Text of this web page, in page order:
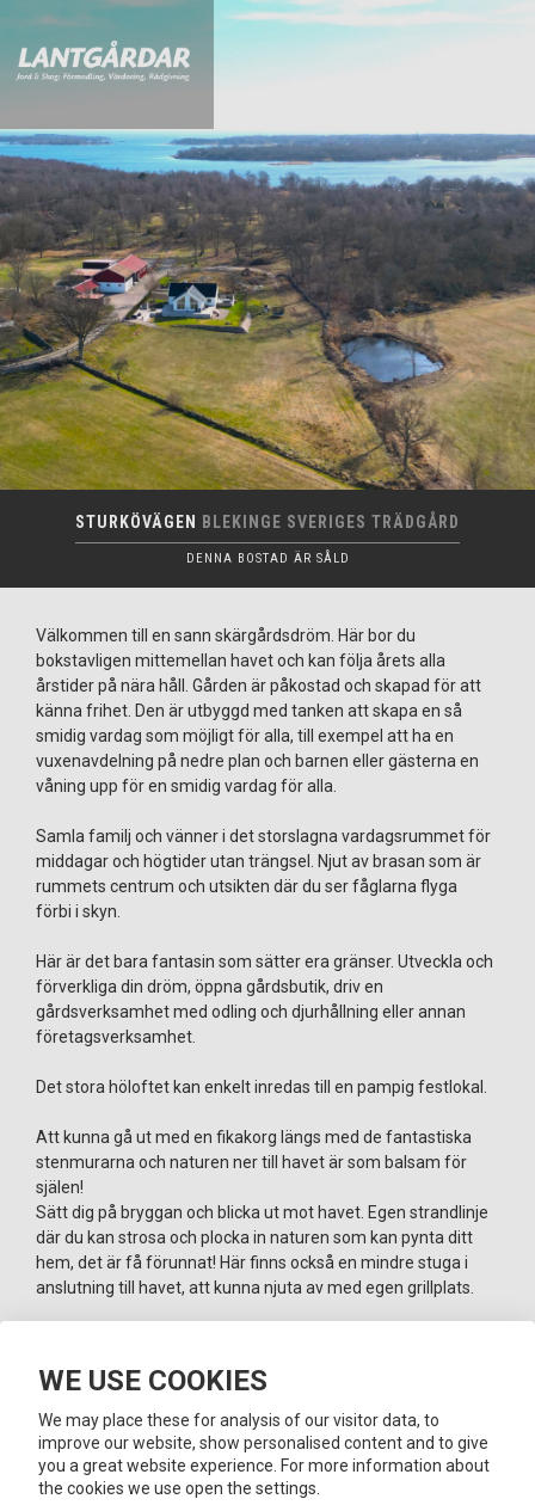
STURKÖVÄGEN BLEKINGE SVERIGES TRÄDGÅRD
DENNA BOSTAD ÄR SÅLD
Välkommen till en sann skärgårdsdröm. Här bor du
bokstavligen mittemellan havet och kan följa årets alla
årstider på nära håll. Gården är påkostad och skapad för att
känna frihet. Den är utbyggd med tanken att skapa en så
smidig vardag som möjligt för alla, till exempel att ha en
vuxenavdelning på nedre plan och barnen eller gästerna en
våning upp för en smidig vardag för alla.
Samla familj och vänner i det storslagna vardagsrummet för
middagar och högtider utan trängsel. Njut av brasan som är
rummets centrum och utsikten där du ser fåglarna flyga
förbi i skyn.
Här är det bara fantasin som sätter era gränser. Utveckla och
förverkliga din dröm, öppna gårdsbutik, driv en
gårdsverksamhet med odling och djurhållning eller annan
företagsverksamhet.
Det stora höloftet kan enkelt inredas till en pampig festlokal.
Att kunna gå ut med en fikakorg längs med de fantastiska
stenmurarna och naturen ner till havet är som balsam för
själen!
Sätt dig på bryggan och blicka ut mot havet. Egen strandlinje
där du kan strosa och plocka in naturen som kan pynta ditt
hem, det är få förunnat! Här finns också en mindre stuga i
anslutning till havet, att kunna njuta av med egen grillplats.
stallet finns en paddock med belysning, väl tilltagna hagar
/betesmark och möjlighet att ha lösdrift.
Fastigheten ger möjlighet till egen jakt och fiske samt
delägarskap i samfällighetsföreningen som ger jakt på
WE USE COOKIES
We may place these for analysis of our visitor data, to
improve our website, show personalised content and to give
you a great website experience. For more information about
the cookies we use open the settings.